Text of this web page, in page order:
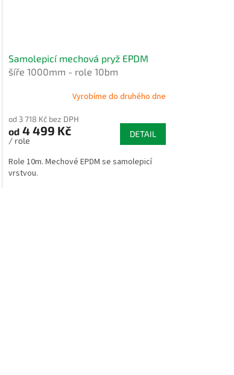
Samolepicí mechová pryž EPDM
šíře 1000mm - role 10bm
Vyrobíme do druhého dne
od 3 718 Kč bez DPH
od 4 499 Kč
/ role
DETAIL
Role 10m. Mechové EPDM se samolepicí
vrstvou.